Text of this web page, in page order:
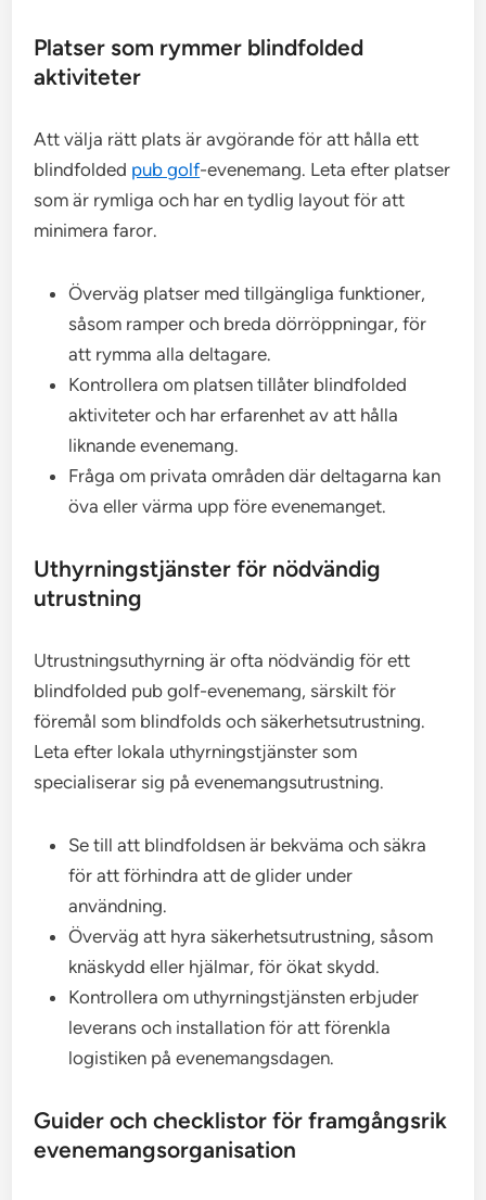
Platser som rymmer blindfolded
aktiviteter
Att välja rätt plats är avgörande för att hålla ett
blindfolded pub golf-evenemang. Leta efter platser
som är rymliga och har en tydlig layout för att
minimera faror.
Överväg platser med tillgängliga funktioner,
såsom ramper och breda dörröppningar, för
att rymma alla deltagare.
Kontrollera om platsen tillåter blindfolded
aktiviteter och har erfarenhet av att hålla
liknande evenemang.
Fråga om privata områden där deltagarna kan
öva eller värma upp före evenemanget.
Uthyrningstjänster för nödvändig
utrustning
Utrustningsuthyrning är ofta nödvändig för ett
blindfolded pub golf-evenemang, särskilt för
föremål som blindfolds och säkerhetsutrustning.
Leta efter lokala uthyrningstjänster som
specialiserar sig på evenemangsutrustning.
Se till att blindfoldsen är bekväma och säkra
för att förhindra att de glider under
användning.
Överväg att hyra säkerhetsutrustning, såsom
knäskydd eller hjälmar, för ökat skydd.
Kontrollera om uthyrningstjänsten erbjuder
leverans och installation för att förenkla
logistiken på evenemangsdagen.
Guider och checklistor för framgångsrik
evenemangsorganisation